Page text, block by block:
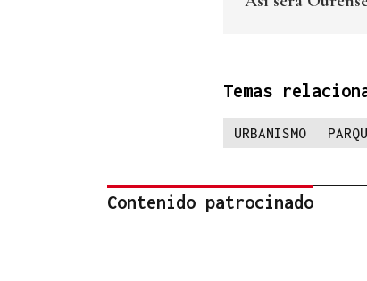
Temas
URBANISMO
Contenido patrocinado